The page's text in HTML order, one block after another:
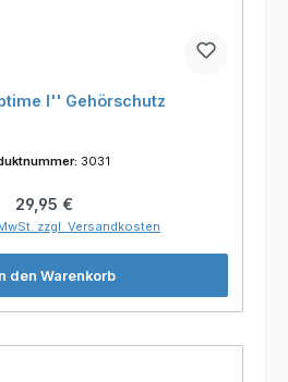
I'' Gehörschutz
3031
Regulärer Preis:
29,95 €
zzgl. Versandkosten
den Warenkorb